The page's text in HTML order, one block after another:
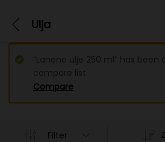
Ulja
Compare
“Laneno ulje 250 ml” has
compare list
Filter